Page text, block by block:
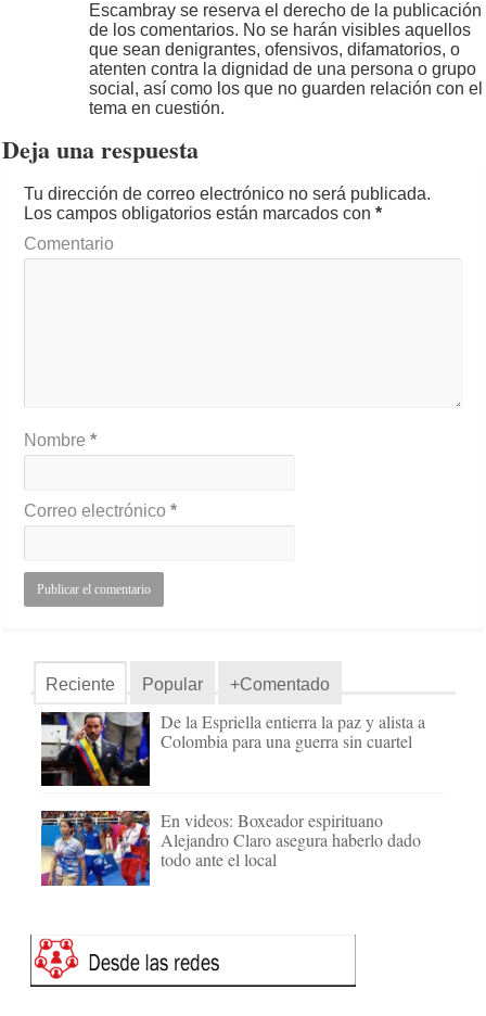
Escambray se reserva el derecho de la publicación
de los comentarios. No se harán visibles aquellos
que sean denigrantes, ofensivos, difamatorios, o
atenten contra la dignidad de una persona o grupo
social, así como los que no guarden relación con el
tema en cuestión.
Deja una respuesta
Tu dirección de correo electrónico no será publicada.
Los campos obligatorios están marcados con*
Comentario
Nombre*
Correo electrónico*
Reciente Popular +Comentado
De la Espriella entierra la paz y alista a
Colombia para una guerra sin cuartel
En videos: Boxeador espirituano
Alejandro Claro asegura haberlo dado
todo ante el local